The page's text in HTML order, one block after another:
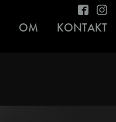
OM KONTAKT